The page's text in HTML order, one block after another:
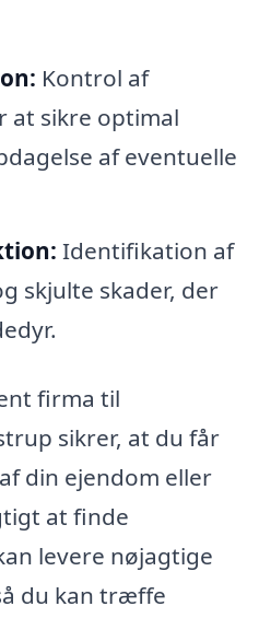
Kontrol af
at sikre optimal
af eventuelle
Identifikation af
skjulte skader, der
firma til
sikrer, at du får
din ejendom eller
at finde
levere nøjagtige
du kan træffe